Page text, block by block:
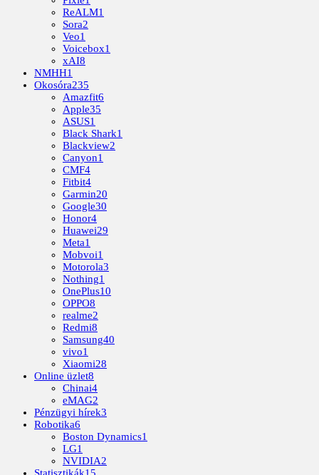
ReALM1
Sora2
Veo1
Voicebox1
xAI8
NMHH1
Okosóra235
Amazfit6
Apple35
ASUS1
Black Shark1
Blackview2
Canyon1
CMF4
Fitbit4
Garmin20
Google30
Honor4
Huawei29
Meta1
Mobvoi1
Motorola3
Nothing1
OnePlus10
OPPO8
realme2
Redmi8
Samsung40
vivo1
Xiaomi28
Online üzlet8
Chinai4
eMAG2
Pénzügyi hírek3
Robotika6
Boston Dynamics1
LG1
NVIDIA2
Statisztikák15